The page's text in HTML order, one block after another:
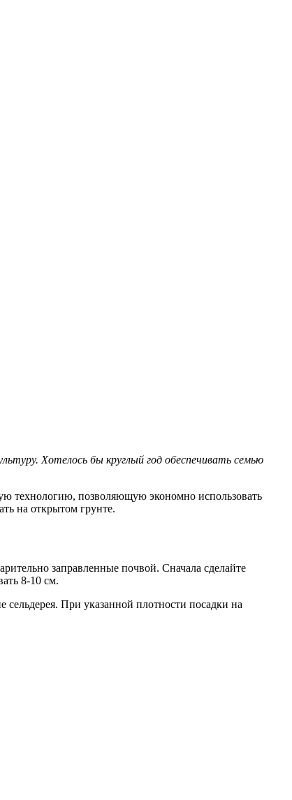
Хотелось бы круглый год обеспечивать семью
технологию, позволяющую экономно использовать
на открытом грунте.
заправленные почвой. Сначала сделайте
8-10 см.
сельдерея. При указанной плотности посадки на